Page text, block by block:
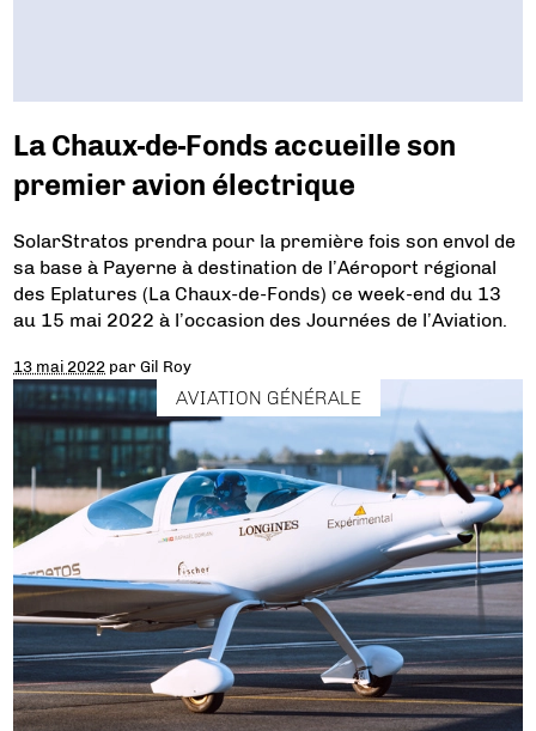
La Chaux-de-Fonds accueille son
premier avion électrique
SolarStratos prendra pour la première fois son envol de
sa base à Payerne à destination de l’Aéroport régional
des Eplatures (La Chaux-de-Fonds) ce week-end du 13
au 15 mai 2022 à l’occasion des Journées de l’Aviation.
13 mai 2022 parGil Roy
AVIATION GÉNÉRALE